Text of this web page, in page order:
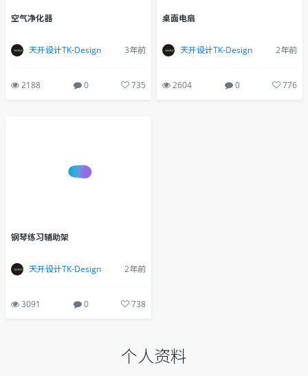
空气净化器
天开设计TK-Design 3年前
2188 0 735
桌面电扇
天开设计TK-Design 2年前
2604 0 776
钢琴练习辅助架
天开设计TK-Design 2年前
3091 0 738
个人资料